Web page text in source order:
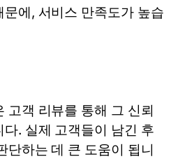
에, 서비스 만족도가 높습
고객 리뷰를 통해 그 신뢰
. 실제 고객들이 남긴 후
단하는 데 큰 도움이 됩니